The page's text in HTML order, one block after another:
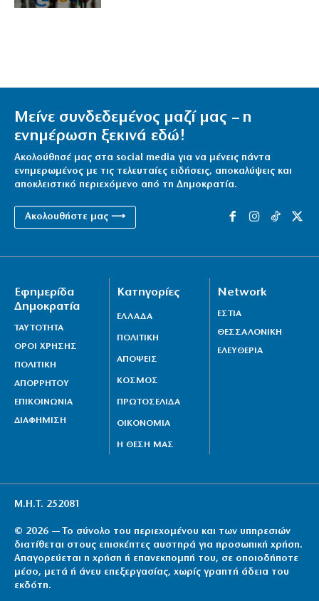
Μείνε συνδεδεμένος μαζί μας – η
ενημέρωση ξεκινά εδώ!
Ακολούθησέ μας στα social media για να μένεις πάντα
ενημερωμένος με τις τελευταίες ειδήσεις, αποκαλύψεις και
αποκλειστικό περιεχόμενο από τη Δημοκρατία.
Ακολουθήστε μας ⟶
Εφημερίδα
Δημοκρατία
ΤΑΥΤΟΤΗΤΑ
ΟΡΟΙ ΧΡΗΣΗΣ
ΠΟΛΙΤΙΚΗ
ΑΠΟΡΡΗΤΟΥ
ΕΠΙΚΟΙΝΩΝΙΑ
ΔΙΑΦΗΜΙΣΗ
Κατηγορίες
ΕΛΛΑΔΑ
ΠΟΛΙΤΙΚΗ
ΑΠΟΨΕΙΣ
ΚΟΣΜΟΣ
ΠΡΩΤΟΣΕΛΙΔΑ
ΟΙΚΟΝΟΜΙΑ
Η ΘΕΣΗ ΜΑΣ
Network
ΕΣΤΙΑ
ΘΕΣΣΑΛΟΝΙΚΗ
ΕΛΕΥΘΕΡΙΑ
Μ.Η.Τ. 252081
© 2026 — Το σύνολο του περιεχομένου και των υπηρεσιών
διατίθεται στους επισκέπτες αυστηρά για προσωπική χρήση.
Απαγορεύεται η χρήση ή επανεκπομπή του, σε οποιοδήποτε
μέσο, μετά ή άνευ επεξεργασίας, χωρίς γραπτή άδεια του
εκδότη.